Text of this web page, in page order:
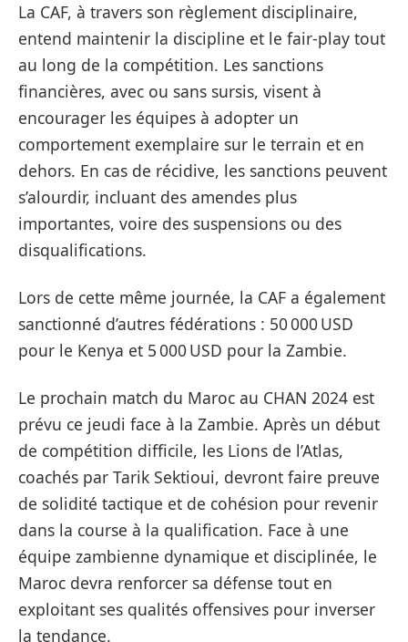
La CAF, à travers son règlement disciplinaire,
entend maintenir la discipline et le fair-play tout
au long de la compétition. Les sanctions
financières, avec ou sans sursis, visent à
encourager les équipes à adopter un
comportement exemplaire sur le terrain et en
dehors. En cas de récidive, les sanctions peuvent
s’alourdir, incluant des amendes plus
importantes, voire des suspensions ou des
disqualifications.
Lors de cette même journée, la CAF a également
sanctionné d’autres fédérations : 50 000 USD
pour le Kenya et 5 000 USD pour la Zambie.
Le prochain match du Maroc au CHAN 2024 est
prévu ce jeudi face à la Zambie. Après un début
de compétition difficile, les Lions de l’Atlas,
coachés par Tarik Sektioui, devront faire preuve
de solidité tactique et de cohésion pour revenir
dans la course à la qualification. Face à une
équipe zambienne dynamique et disciplinée, le
Maroc devra renforcer sa défense tout en
exploitant ses qualités offensives pour inverser
la tendance.